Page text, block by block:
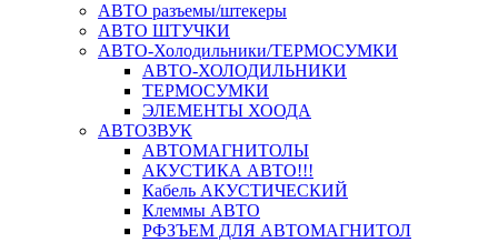
АВТО разъемы/штекеры
АВТО ШТУЧКИ
АВТО-Холодильники/ТЕРМОСУМКИ
АВТО-ХОЛОДИЛЬНИКИ
ТЕРМОСУМКИ
ЭЛЕМЕНТЫ ХООДА
АВТОЗВУК
АВТОМАГНИТОЛЫ
АКУСТИКА АВТО!!!
Кабель АКУСТИЧЕСКИЙ
Клеммы АВТО
РФЗЪЕМ ДЛЯ АВТОМАГНИТОЛ